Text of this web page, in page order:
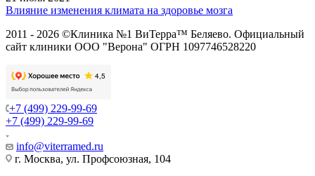
Влияние изменения климата на здоровье мозга
2011 - 2026 ©Клиника №1 ВиТерра™ Беляево. Официальный
сайт клиники ООО "Верона" ОГРН 1097746528220
+7 (499) 229-99-69
+7 (499) 229-99-69
info@viterramed.ru
г. Москва, ул. Профсоюзная, 104